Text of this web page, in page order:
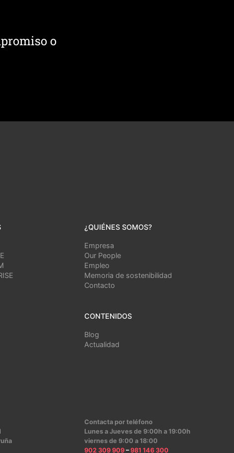
o
¿QUIÉNES SOMOS?
Empresa
Our People
Empleo
Memoria de sostenibilidad
Contacto
CONTENIDOS
Blog
Actualidad
Contacta por teléfono
Lunes a Jueves de 9:00h a 19:00h
viernes de 9:00 a 18:00
902 309 909 –981 146 300